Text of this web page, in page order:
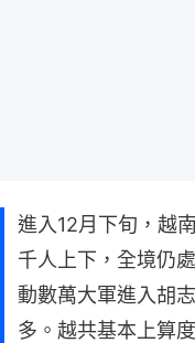
進入12月下旬，越
千人上下，全境仍
動數萬大軍進入胡
多。越共基本上算